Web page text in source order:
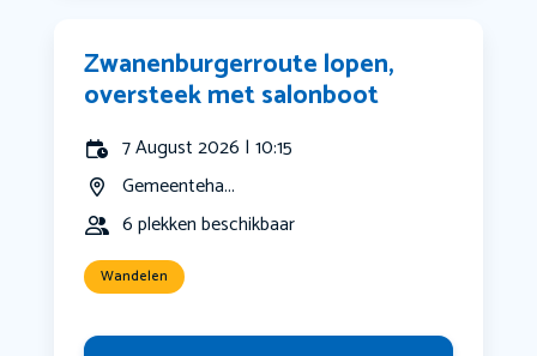
Zwanenburgerroute lopen,
oversteek met salonboot
7 August 2026 | 10:15
Gemeenteha...
6 plekken beschikbaar
Wandelen